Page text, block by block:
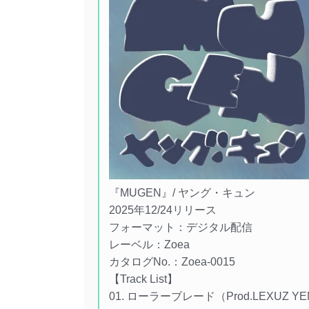
『MUGEN』/ ヤング・キュン
2025年12/24リリース
フォーマット：デジタル配信
レーベル：Zoea
カタログNo.：Zoea-0015
【Track List】
01. ローラーブレード（Prod.LEXUZ